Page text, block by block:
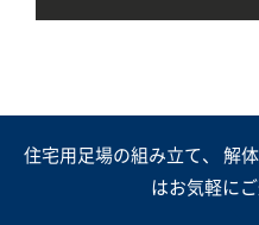
住宅用足場の組み立て、 解
はお気軽にご